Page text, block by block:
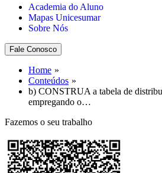
Academia do Aluno
Mapas Unicesumar
Sobre Nós
Fale Conosco
Home
Conteúdos
b) CONSTRUA a tabela de
empregando o…
Fazemos o seu trabalho